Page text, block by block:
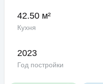
42.50 м²
Кухня
2023
Год постройки